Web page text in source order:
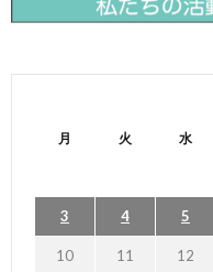
月 火 水
3 4 5
10 11 12